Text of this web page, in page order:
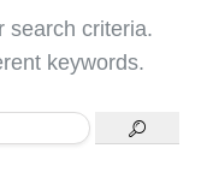
search criteria.
keywords.